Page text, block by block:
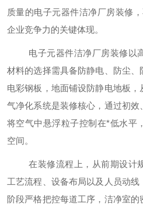
质量的电子元器件洁净厂房装修
企业竞争力的关键体现。
电子元器件洁净厂房装修以
材料的选择需具备防静电、防尘、
电彩钢板，地面铺设防静电地板，
气净化系统是装修核心，通过初效
将空气中悬浮粒子控制在*低水平
空间。
在装修流程上，从前期设计
工艺流程、设备布局以及人员动
阶段严格把控每道工序，洁净室